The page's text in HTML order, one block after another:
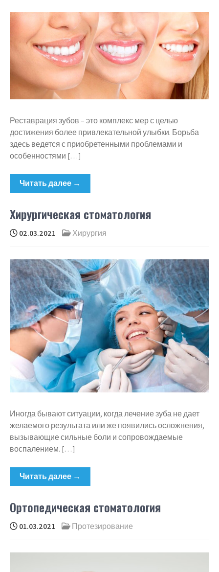
Реставрация зубов – это комплекс мер с целью
достижения более привлекательной улыбки. Борьба
здесь ведется с приобретенными проблемами и
особенностями […]
Читать далее →
Хирургическая стоматология
02.03.2021 Хирургия
Иногда бывают ситуации, когда лечение зуба не дает
желаемого результата или же появились осложнения,
вызывающие сильные боли и сопровождаемые
воспалением. […]
Читать далее →
Ортопедическая стоматология
01.03.2021 Протезирование